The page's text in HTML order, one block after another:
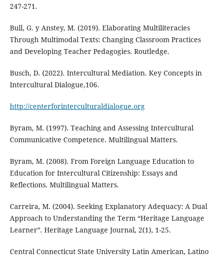
247-271.
Bull, G. y Anstey, M. (2019). Elaborating Multiliteracies
Through Multimodal Texts: Changing Classroom Practices
and Developing Teacher Pedagogies. Routledge.
Busch, D. (2022). Intercultural Mediation. Key Concepts in
Intercultural Dialogue,106.
http://centerforinterculturaldialogue.org
Byram, M. (1997). Teaching and Assessing Intercultural
Communicative Competence. Multilingual Matters.
Byram, M. (2008). From Foreign Language Education to
Education for Intercultural Citizenship: Essays and
Reflections. Multilingual Matters.
Carreira, M. (2004). Seeking Explanatory Adequacy: A Dual
Approach to Understanding the Term “Heritage Language
Learner”. Heritage Language Journal, 2(1), 1-25.
Central Connecticut State University Latin American, Latino